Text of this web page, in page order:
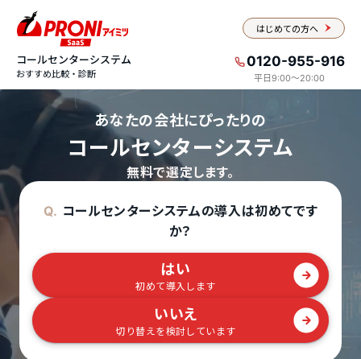
はじめての方へ
コールセンターシステム
おすすめ比較・診断
0120-955-916
平日9:00〜20:00
あなたの会社にぴったりの
コールセンターシステム
無料で選定します。
Q. コールセンターシステムの導入は初めてです
か？
はい
初めて導入します
いいえ
切り替えを検討しています